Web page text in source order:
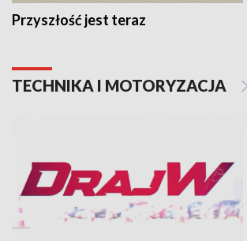
Przyszłość jest teraz
TECHNIKA I MOTORYZACJA